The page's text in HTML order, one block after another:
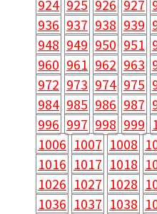
924 925 926 927
936 937 938 939
948 949 950 951
960 961 962 963
972 973 974 975
984 985 986 987
996 997 998 999
1006 1007 1008
1016 1017 1018
1026 1027 1028
1036 1037 1038